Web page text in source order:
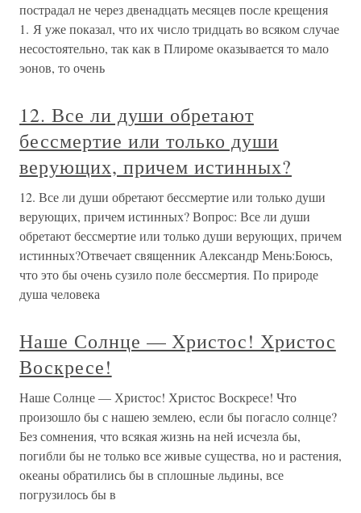
пострадал не через двенадцать месяцев после крещения
1. Я уже показал, что их число тридцать во всяком случае
несостоятельно, так как в Плироме оказывается то мало
эонов, то очень
12. Все ли души обретают
бессмертие или только души
верующих, причем истинных?
12. Все ли души обретают бессмертие или только души
верующих, причем истинных? Вопрос: Все ли души
обретают бессмертие или только души верующих, причем
истинных?Отвечает священник Александр Мень:Боюсь,
что это бы очень сузило поле бессмертия. По природе
душа человека
Наше Солнце — Христос! Христос
Воскресе!
Наше Солнце — Христос! Христос Воскресе! Что
произошло бы с нашею землею, если бы погасло солнце?
Без сомнения, что всякая жизнь на ней исчезла бы,
погибли бы не только все живые существа, но и растения,
океаны обратились бы в сплошные льдины, все
погрузилось бы в